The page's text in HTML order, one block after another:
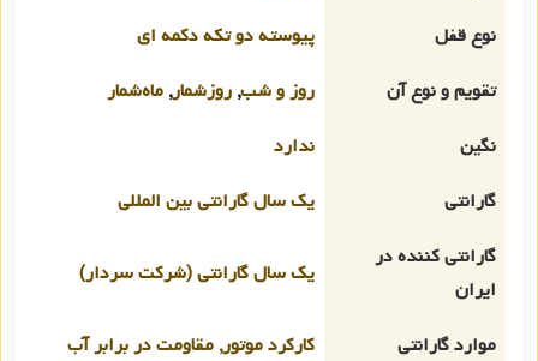
نوع قفل
پیوسته دو تکه دکمه ای
تقویم و نوع آن
روز و شب, روزشمار, ماه‌شمار
نگین
ندارد
گارانتی
یک سال گارانتی بین المللی
گارانتی کننده در
ایران
یک سال گارانتی (شرکت سردار)
موارد گارانتی
کارکرد موتور, مقاومت در برابر آب